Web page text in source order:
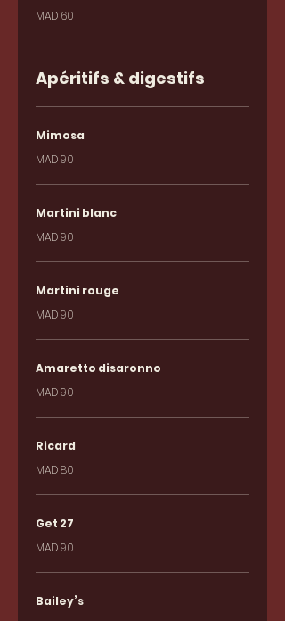
MAD 60
Apéritifs & digestifs
Mimosa
MAD 90
Martini blanc
MAD 90
Martini rouge
MAD 90
Amaretto disaronno
MAD 90
Ricard
MAD 80
Get 27
MAD 90
Bailey’s